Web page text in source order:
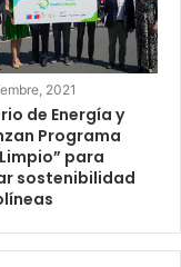
2021
de Energía y
Programa
para
sostenibilidad